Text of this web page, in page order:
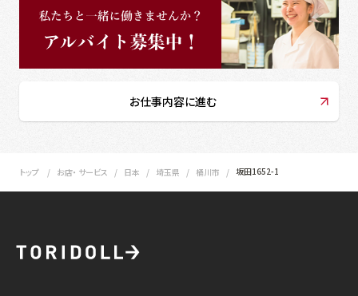
お仕事内容に進む
トップ お店・ サービス 日本 埼玉県 桶川市 坂田1652-1